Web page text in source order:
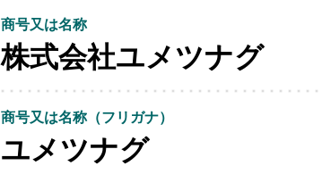
商号又は名称
株式会社ユメツナグ
商号又は名称（フリガナ）
ユメツナグ